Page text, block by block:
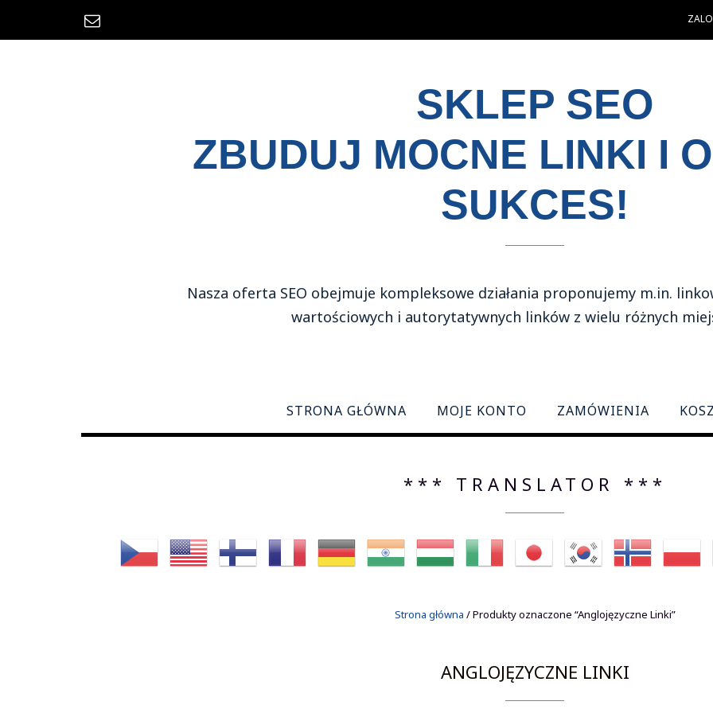
SKLEP SEO
ZBUDUJ MOCNE LINKI I
SUKCES!
Nasza oferta SEO obejmuje kompleksowe działania proponujemy m.in.
wartościowych i autorytatywnych linków z wielu różnych
STRONA GŁÓWNA MOJE KONTO ZAMÓWIENIA
*** TRANSLATOR ***
Strona główna / Produkty oznaczone “Anglojęzyczne Linki”
ANGLOJĘZYCZNE LINKI